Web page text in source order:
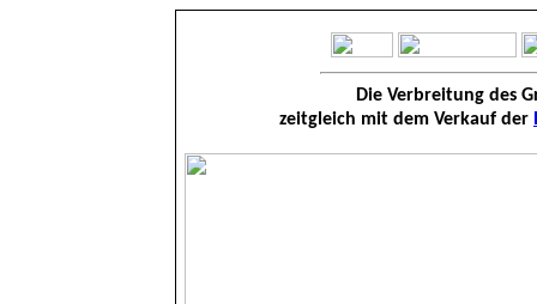
Die Verbreitung des
zeitgleich mit dem Verkauf der